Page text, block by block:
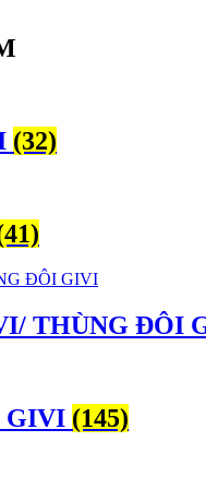
(32)
THÙNG ĐÔI
GIVI (145)